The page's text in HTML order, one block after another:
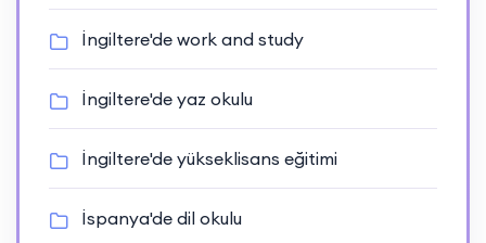
İngiltere'de work and study
İngiltere'de yaz okulu
İngiltere'de yükseklisans eğitimi
İspanya'de dil okulu